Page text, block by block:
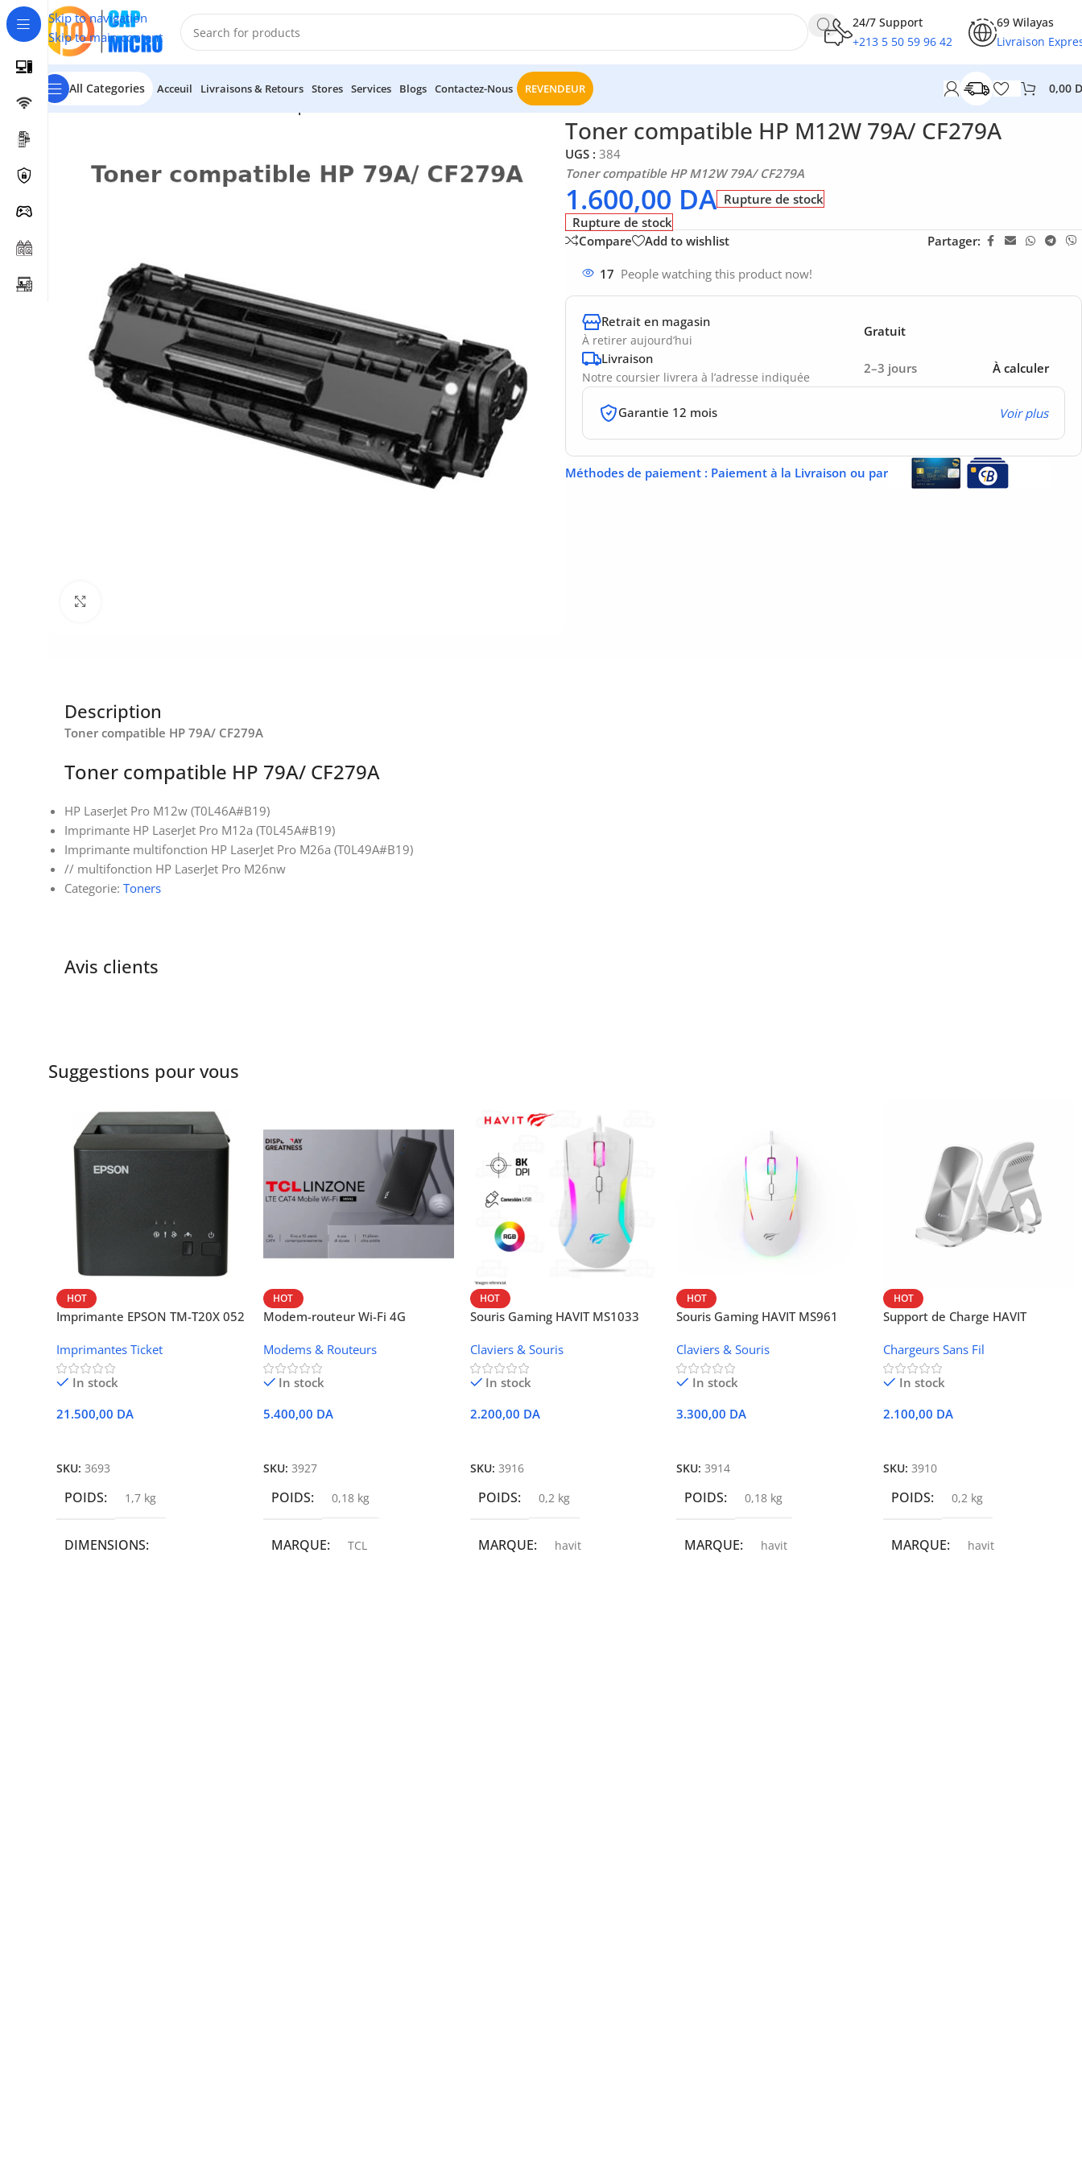
Skip to navigation
Skip to main content
24/7 Support
+213 5 50 59 96 42
69 Wilayas
Livraison
All Categories Acceuil Livraisons & Retours Stores Services Blogs Contactez-Nous REVENDEUR 0,00
Accueil/CONSOMMABLES
Toner compatible HP M12W 79A/ CF279A
UGS : 384
Toner compatible HP M12W 79A/ CF279A
1.600,00 DA Rupture de stock
Rupture de stock
Compare
Add to wishlist Partager:
17 People watching this product now!
Retrait en magasin
À retirer aujourd’hui
Gratuit
Livraison
Notre coursier livrera à l’adresse indiquée
2–3 jours À calculer
Garantie 12 mois Voir plus
Méthodes de paiement : Paiement à la Livraison ou par
Description
Toner compatible HP 79A/ CF279A
Toner compatible HP 79A/ CF279A
HP LaserJet Pro M12w (T0L46A#B19)
Imprimante HP LaserJet Pro M12a (T0L45A#B19)
Imprimante multifonction HP LaserJet Pro M26a (T0L49A#B19)
// multifonction HP LaserJet Pro M26nw
Categorie: Toners
Avis clients
Suggestions pour vous
HOT
Imprimante EPSON TM-T20X 052
Imprimantes Ticket
In stock
21.500,00 DA
SKU: 3693
POIDS 1,7 kg
DIMENSIONS
HOT
Modem-routeur Wi-Fi 4G
Modems & Routeurs
In stock
5.400,00 DA
SKU: 3927
POIDS 0,18 kg
MARQUE TCL
HOT
Souris Gaming HAVIT MS1033
Claviers & Souris
In stock
2.200,00 DA
SKU: 3916
POIDS 0,2 kg
MARQUE havit
HOT
Souris Gaming HAVIT MS961
Claviers & Souris
In stock
3.300,00 DA
SKU:3914
POIDS 0,18 kg
MARQUE havit
HOT
Support de Charge HAVIT
Chargeurs Sans Fil
In stock
2.100,00 DA
SKU:3910
POIDS 0,2 kg
MARQUE havit